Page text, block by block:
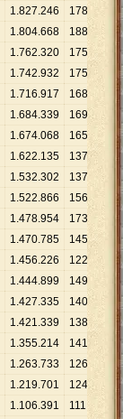
1.827.246
178
1.804.668
188
1.762.320
175
1.742.932
175
1.716.917
168
1.684.339
169
1.674.068
165
1.622.135
137
1.532.302
137
1.522.866
156
1.478.954
173
1.470.785
145
1.456.226
122
1.444.899
149
1.427.335
140
1.421.339
138
1.355.214
141
1.263.733
126
1.219.701
124
1.106.391
111